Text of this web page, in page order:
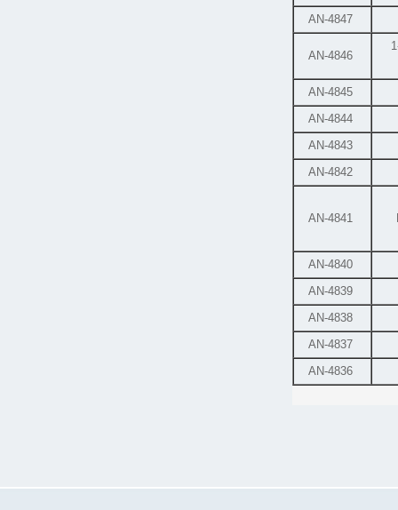
AN-4847
AN-4846
AN-4845
AN-4844
AN-4843
AN-4842
AN-4841
AN-4840
AN-4839
AN-4838
AN-4837
AN-4836